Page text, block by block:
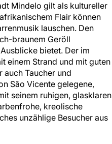
Mindelo gilt als kultureller
Flair können
lauschen. Den
braunem Geröll
bietet. Der im
einem Strand und mit guten
auch Taucher und
São Vicente gelegene,
seinem ruhigen, glasklaren
kreolische
unzählige Besucher aus